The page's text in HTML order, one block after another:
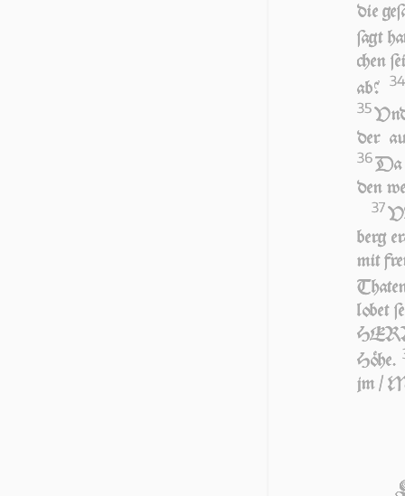
die
ſagt
chen
ab?34
35
der
36Da
den
37
berg
mit
lo­bet
Hö­he.
jm /